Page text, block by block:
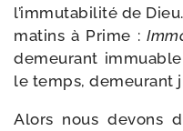
l’immutabilité de
matins à Prime :
demeu­rant
le temps, demeu­rant
Alors nous devons